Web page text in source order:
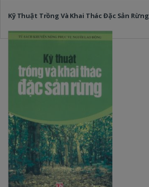
Kỹ Thuật Trồng Và Khai Thác Đặc Sản Rừng